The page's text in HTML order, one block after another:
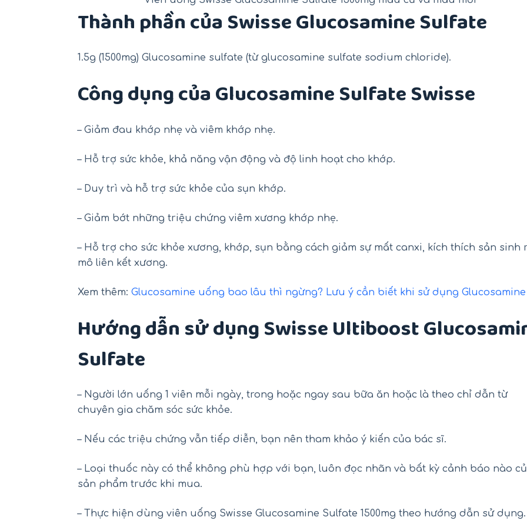
Thành phần của Swisse Glucosamine Sulfate
1.5g (1500mg) Glucosamine sulfate (từ glucosamine sulfate sodium chloride).
Công dụng của Glucosamine Sulfate Swisse
– Giảm đau khớp nhẹ và viêm khớp nhẹ.
– Hỗ trợ sức khỏe, khả năng vận động và độ linh hoạt cho khớp.
– Duy trì và hỗ trợ sức khỏe của sụn khớp.
– Giảm bớt những triệu chứng viêm xương khớp nhẹ.
– Hỗ trợ cho sức khỏe xương, khớp, sụn bằng cách giảm sự mất canxi, kích thích sản sinh
mô liên kết xương.
Xem thêm: Glucosamine uống bao lâu thì ngừng? Lưu ý cần biết khi sử dụng Glucosamine
Hướng dẫn sử dụng Swisse Ultiboost
Sulfate
– Người lớn uống 1 viên mỗi ngày, trong hoặc ngay sau bữa ăn hoặc là theo chỉ dẫn từ
chuyên gia chăm sóc sức khỏe.
– Nếu các triệu chứng vẫn tiếp diễn, bạn nên tham khảo ý kiến của bác sĩ.
– Loại thuốc này có thể không phù hợp với bạn, luôn đọc nhãn và bất kỳ cảnh báo nào
sản phẩm trước khi mua.
– Thực hiện dùng viên uống Swisse Glucosamine Sulfate 1500mg theo hướng dẫn sử dụng.